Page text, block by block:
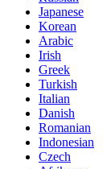
Japanese
Korean
Arabic
Irish
Greek
Turkish
Italian
Danish
Romanian
Indonesian
Czech